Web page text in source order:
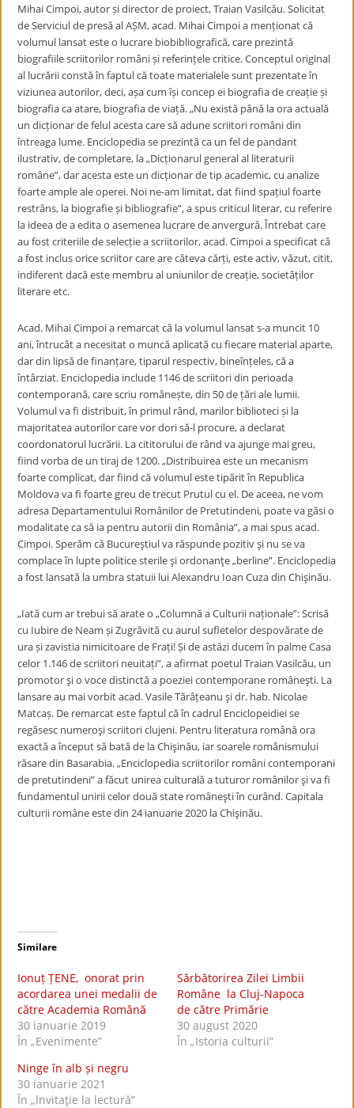
Mihai Cimpoi, autor și director de proiect, Traian Vasilcău. Solicitat
de Serviciul de presă al AȘM, acad. Mihai Cimpoi a menționat că
volumul lansat este o lucrare biobibliografică, care prezintă
biografiile scriitorilor români și referințele critice. Conceptul original
al lucrării constă în faptul că toate materialele sunt prezentate în
viziunea autorilor, deci, așa cum își concep ei biografia de creație și
biografia ca atare, biografia de viață. „Nu există până la ora actuală
un dicționar de felul acesta care să adune scriitori români din
întreaga lume. Enciclopedia se prezintă ca un fel de pandant
ilustrativ, de completare, la „Dicționarul general al literaturii
române”, dar acesta este un dicționar de tip academic, cu analize
foarte ample ale operei. Noi ne-am limitat, dat fiind spațiul foarte
restrâns, la biografie și bibliografie”, a spus criticul literar, cu referire
la ideea de a edita o asemenea lucrare de anvergură. Întrebat care
au fost criteriile de selecție a scriitorilor, acad. Cimpoi a specificat că
a fost inclus orice scriitor care are câteva cărți, este activ, văzut, citit,
indiferent dacă este membru al uniunilor de creație, societăților
literare etc.
Acad. Mihai Cimpoi a remarcat că la volumul lansat s-a muncit 10
ani, întrucât a necesitat o muncă aplicată cu fiecare material aparte,
dar din lipsă de finanțare, tiparul respectiv, bineînțeles, că a
întârziat. Enciclopedia include 1146 de scriitori din perioada
contemporană, care scriu românește, din 50 de țări ale lumii.
Volumul va fi distribuit, în primul rând, marilor biblioteci și la
majoritatea autorilor care vor dori să-l procure, a declarat
coordonatorul lucrării. La cititorului de rând va ajunge mai greu,
fiind vorba de un tiraj de 1200. „Distribuirea este un mecanism
foarte complicat, dar fiind că volumul este tipărit în Republica
Moldova va fi foarte greu de trecut Prutul cu el. De aceea, ne vom
adresa Departamentului Românilor de Pretutindeni, poate va găsi o
modalitate ca să ia pentru autorii din România”, a mai spus acad.
Cimpoi. Sperăm că Bucureştiul va răspunde pozitiv şi nu se va
complace în lupte politice sterile şi ordonanţe „berline”. Enciclopedia
a fost lansată la umbra statuii lui Alexandru Ioan Cuza din Chişinău.
„Iată cum ar trebui să arate o „Columnă a Culturii naționale”: Scrisă
cu Iubire de Neam și Zugrăvită cu aurul sufletelor despovărate de
ura și zavistia nimicitoare de Frați! Și de astăzi ducem în palme Casa
celor 1.146 de scriitori neuitați”, a afirmat poetul Traian Vasilcău, un
promotor şi o voce distinctă a poeziei contemporane româneşti. La
lansare au mai vorbit acad. Vasile Tărâțeanu şi dr. hab. Nicolae
Matcaș. De remarcat este faptul că în cadrul Enciclopeidiei se
regăsesc numeroşi scriitori clujeni. Pentru literatura română ora
exactă a început să bată de la Chişinău, iar soarele românismului
răsare din Basarabia. „Enciclopedia scriitorilor români contemporani
de pretutindeni” a făcut unirea culturală a tuturor românilor şi va fi
fundamentul unirii celor două state româneşti în curând. Capitala
culturii române este din 24 ianuarie 2020 la Chişinău.
Similare
Ionuț ȚENE, onorat prin
acordarea unei medalii de
către Academia Română
30 ianuarie 2019
În „Evenimente”
Sărbătorirea Zilei Limbii
Române la Cluj-Napoca
de către Primărie
30 august 2020
În „Istoria culturii”
Ninge în alb și negru
30 ianuarie 2021
În „lnvitaţie la lectură”